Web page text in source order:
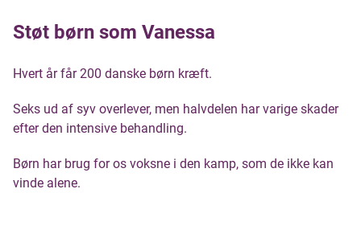
Støt børn som Vanessa
Hvert år får 200 danske børn kræft.
Seks ud af syv overlever, men halvdelen har varige skader
efter den intensive behandling.
Børn har brug for os voksne i den kamp, som de ikke kan
vinde alene.